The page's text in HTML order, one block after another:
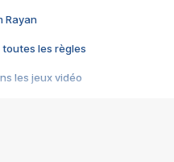
Rayan
toutes les règles
les jeux vidéo